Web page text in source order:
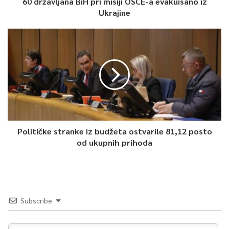
Business Magazine-u TVSA.
Ukrajine
Političke stranke iz budžeta ostvarile 81,12 posto
od ukupnih prihoda
Subscribe